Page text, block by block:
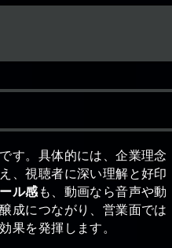
です。具体的には、企業理念
、視聴者に深い理解と好印
ル感 も、動画なら音声や動
成につながり、営業面では
果を発揮します。